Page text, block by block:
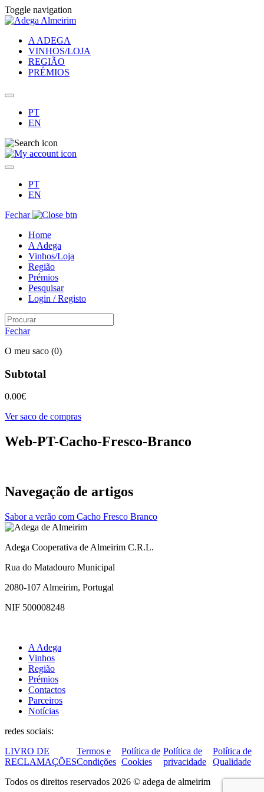
Toggle navigation
A ADEGA
VINHOS/LOJA
REGIÃO
PRÉMIOS
PT
EN
PT
EN
Fechar
Home
A Adega
Vinhos/Loja
Região
Prémios
Pesquisar
Login / Registo
Fechar
O meu saco (0)
Subtotal
0.00€
Ver saco de compras
Web-PT-Cacho-Fresco-Branco
Navegação de artigos
Sabor a verão com Cacho Fresco Branco
Adega Cooperativa de Almeirim C.R.L.
Rua do Matadouro Municipal
2080-107 Almeirim, Portugal
NIF 500008248
A Adega
Vinhos
Região
Prémios
Contactos
Parceiros
Notícias
redes sociais:
LIVRO DE
RECLAMAÇÕES
Termos e
Condições
Política de
Cookies
Política de
privacidade
Política de
Qualidade
Todos os direitos reservados 2026 © adega de almeirim